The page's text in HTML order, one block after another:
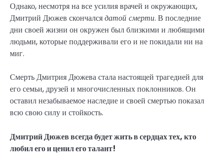
Однако, несмотря на все усилия врачей и окружающих,
Дмитрий Дюжев скончалсядатой смерти. В последние
дни своей жизни он окружен был близкими и любящими
людьми, которые поддерживали его и не покидали ни на
миг.
Смерть Дмитрия Дюжева стала настоящей трагедией для
его семьи, друзей и многочисленных поклонников. Он
оставил незабываемое наследие и своей смертью показал
всю свою силу и стойкость.
Дмитрий Дюжев всегда будет жить в сердцах тех, кто
любил его и ценил его талант!